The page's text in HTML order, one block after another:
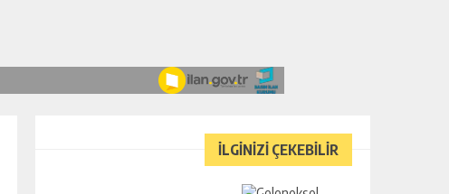
İLGİNİZİ ÇEKEBİLİR